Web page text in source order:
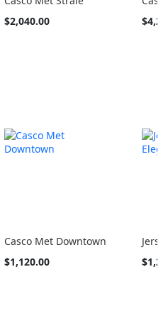
Tan
$2,040.00
Tan
Casco Met Downtown
Tan
$1,120.00
Tan